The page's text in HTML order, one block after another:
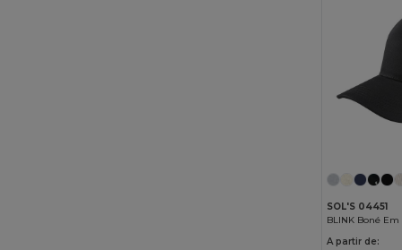
SOL'S 04451
BLINK Boné
A partir de: